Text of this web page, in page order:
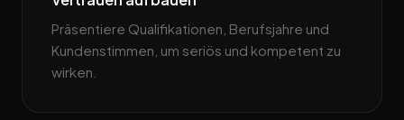
Präsentiere Qualifikationen, Berufsjahre und
Kundenstimmen, um seriös und kompetent zu
wirken.